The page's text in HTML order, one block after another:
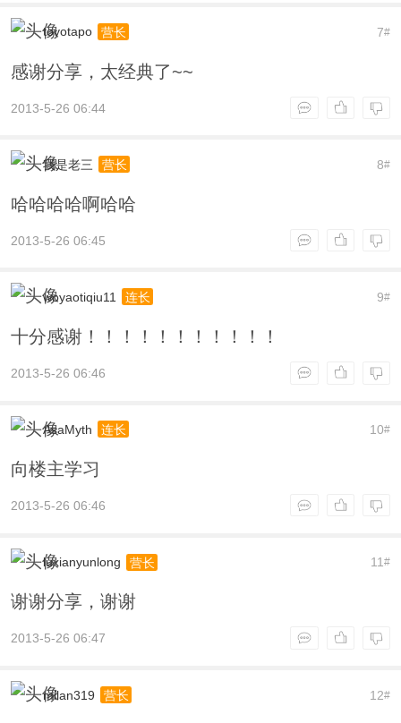
7#
toyotapo 营长
感谢分享，太经典了~~
2013-5-26 06:44
8#
我是老三 营长
哈哈哈哈啊哈哈
2013-5-26 06:45
9#
woyaotiqiu11 连长
十分感谢！！！！！！！！！！！
2013-5-26 06:46
10#
AsaMyth 连长
向楼主学习
2013-5-26 06:46
11#
luxianyunlong 营长
谢谢分享，谢谢
2013-5-26 06:47
12#
milan319 营长